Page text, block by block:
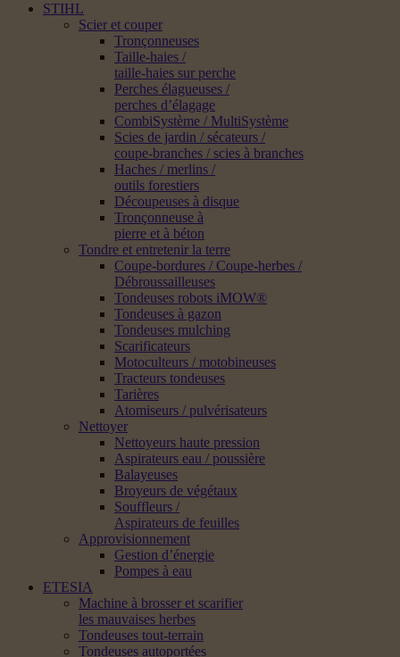
STIHL
Scier et couper
Tronçonneuses
Taille-haies /
taille-haies sur perche
Perches élagueuses /
perches d’élagage
CombiSystème / MultiSystème
Scies de jardin / sécateurs /
coupe-branches / scies à branches
Haches / merlins /
outils forestiers
Découpeuses à disque
Tronçonneuse à
pierre et à béton
Tondre et entretenir la terre
Coupe-bordures / Coupe-herbes /
Débroussailleuses
Tondeuses robots iMOW®
Tondeuses à gazon
Tondeuses mulching
Scarificateurs
Motoculteurs / motobineuses
Tracteurs tondeuses
Tarières
Atomiseurs / pulvérisateurs
Nettoyer
Nettoyeurs haute pression
Aspirateurs eau / poussière
Balayeuses
Broyeurs de végétaux
Souffleurs /
Aspirateurs de feuilles
Approvisionnement
Gestion d’énergie
Pompes à eau
ETESIA
Machine à brosser et scarifier
les mauvaises herbes
Tondeuses tout-terrain
Tondeuses autoportées